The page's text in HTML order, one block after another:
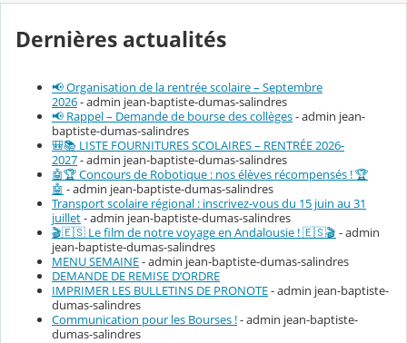
Dernières actualités
📢 Organisation de la rentrée scolaire – Septembre
2026- admin jean-baptiste-dumas-salindres
📢 Rappel – Demande de bourse des collèges- admin jean-
baptiste-dumas-salindres
🎒📚 LISTE FOURNITURES SCOLAIRES – RENTRÉE 2026-
2027- admin jean-baptiste-dumas-salindres
🤖🏆 Concours de Robotique : nos élèves récompensés ! 🏆
🤖 - admin jean-baptiste-dumas-salindres
Transport scolaire régional : inscrivez-vous du 15 juin au 31
juillet- admin jean-baptiste-dumas-salindres
🎬🇪🇸 Le film de notre voyage en Andalousie ! 🇪🇸🎬 - admin
jean-baptiste-dumas-salindres
MENU SEMAINE- admin jean-baptiste-dumas-salindres
DEMANDE DE REMISE D’ORDRE
IMPRIMER LES BULLETINS DE PRONOTE- admin jean-baptiste-
dumas-salindres
Communication pour les Bourses !- admin jean-baptiste-
dumas-salindres